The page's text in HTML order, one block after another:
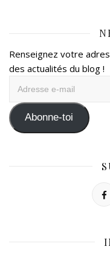
Renseignez votre
des actualités du blog !
mail Abonne-toi